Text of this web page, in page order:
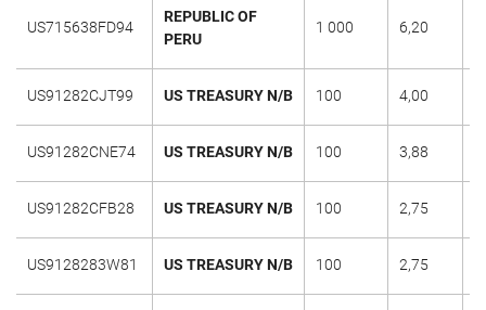
US715638FD94
REPUBLIC OF
PERU
1 000 6,20
US91282CJT99 US TREASURY N/B 100 4,00
US91282CNE74 US TREASURY N/B 100 3,88
US91282CFB28 US TREASURY N/B 100 2,75
US9128283W81 US TREASURY N/B 100 2,75